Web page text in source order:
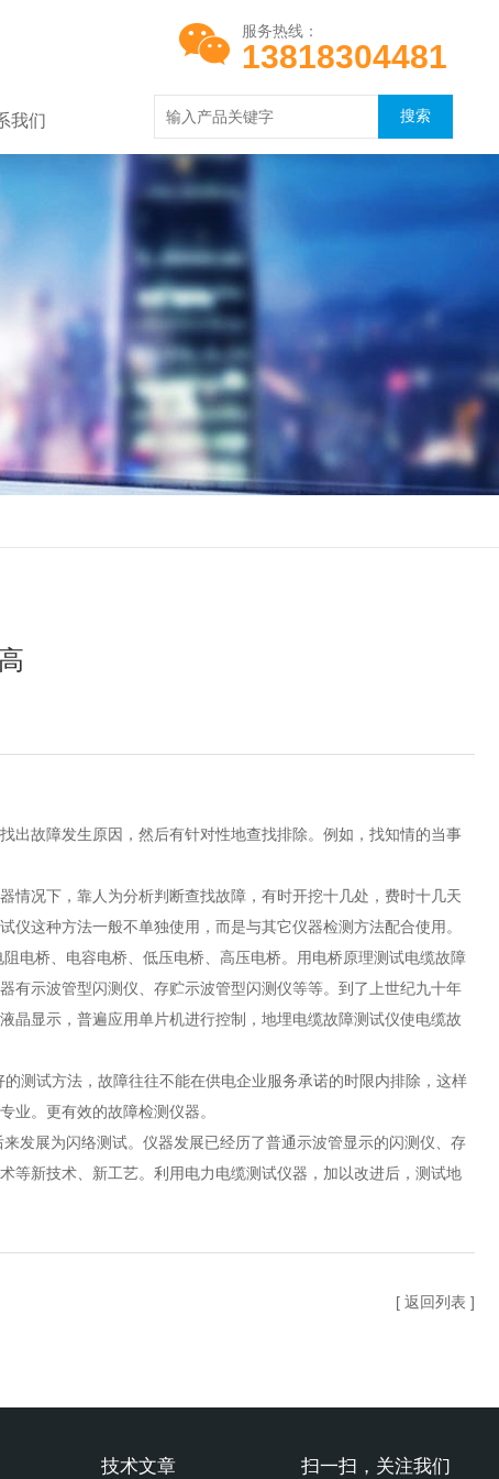
服务热线：
13818304481
我们
故障发生原因，然后有针对性地查找排除。例如，找知情的当事
况下，靠人为分析判断查找故障，有时开挖十几处，费时十几天
这种方法一般不单独使用，而是与其它仪器检测方法配合使用。
桥、电容电桥、低压电桥、高压电桥。用电桥原理测试电缆故障
有示波管型闪测仪、存贮示波管型闪测仪等等。到了上世纪九十年
晶显示，普遍应用单片机进行控制，地埋电缆故障测试仪使电缆故
测试方法，故障往往不能在供电企业服务承诺的时限内排除，这样
业。更有效的故障检测仪器。
展为闪络测试。仪器发展已经历了普通示波管显示的闪测仪、存
等新技术、新工艺。利用电力电缆测试仪器，加以改进后，测试地
[ 返回列表 ]
扫一扫，关注我们
技术文章